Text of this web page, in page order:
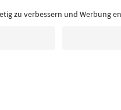
eventi da non perdere